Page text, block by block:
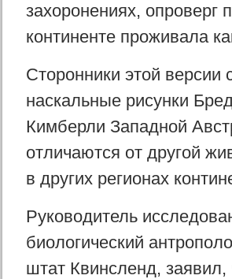
захоронениях, опроверг
континенте проживала
Сторонники этой
наскальные рисунки
Кимберли Западной
отличаются от другой
в других регионах
Руководитель
биологический
штат Квинсленд, заявил,